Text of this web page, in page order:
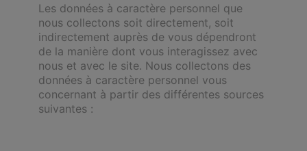
Les données à caractère personnel que
nous collectons soit directement, soit
indirectement auprès de vous dépendront
de la manière dont vous interagissez avec
nous et avec le site. Nous collectons des
données à caractère personnel vous
concernant à partir des différentes sources
suivantes :